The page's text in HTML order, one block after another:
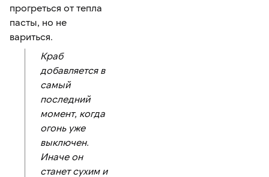
прогреться от тепла
пасты, но не
вариться.
Краб
добавляется в
самый
последний
момент, когда
огонь уже
выключен.
Иначе он
станет сухим и